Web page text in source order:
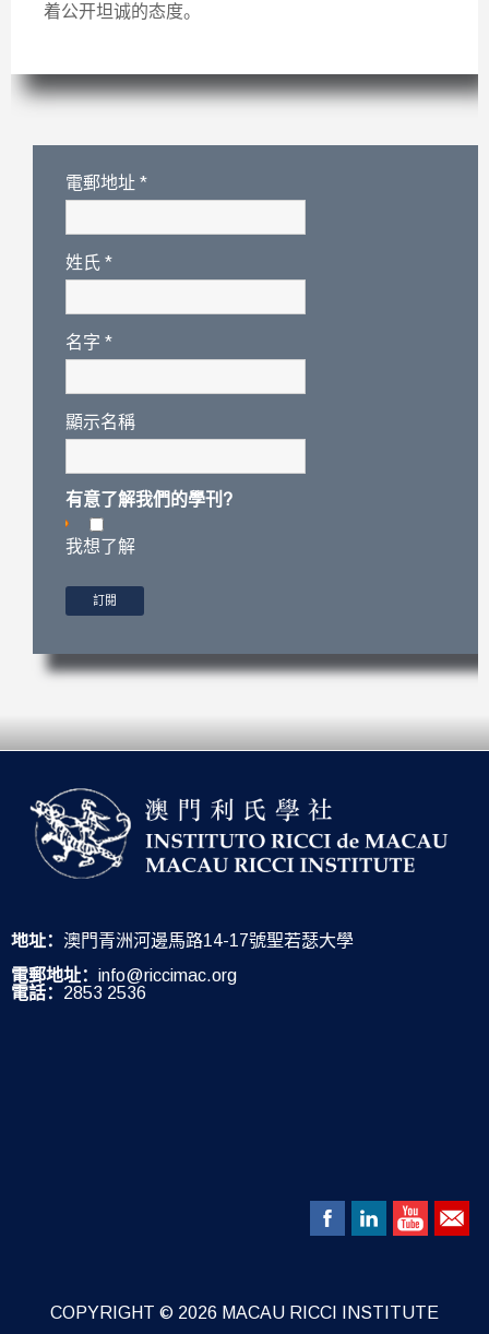
着公开坦诚的态度。
電郵地址 *
姓氏 *
名字 *
顯示名稱
有意了解我們的學刊?
我想了解
地址： 澳門青洲河邊馬路14-17號聖若瑟大學
電郵地址： info@riccimac.org
電話： 2853 2536
COPYRIGHT © 2026 MACAU RICCI INSTITUTE